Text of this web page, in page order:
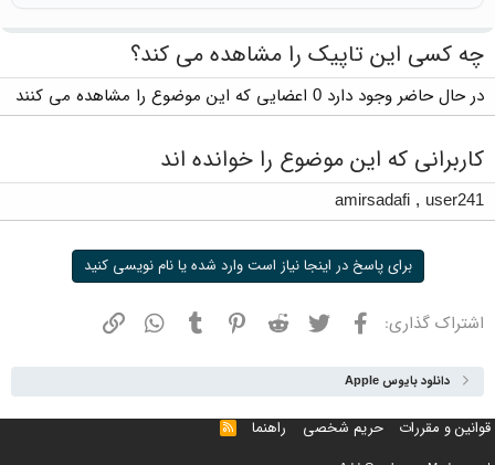
چه کسی این تاپیک را مشاهده می کند؟
در حال حاضر وجود دارد 0 اعضایی که این موضوع را مشاهده می کنند
کاربرانی که این موضوع را خوانده اند
user241
,
amirsadafi
برای پاسخ در اینجا نیاز است وارد شده یا نام نویسی کنید
اشتراک گذاری: فیسبوک توییتر ردیت پینترستتامبلر واتسپ
دانلود بایوس Apple
قوانین و مقررات حریم شخصی راهنما خوراک